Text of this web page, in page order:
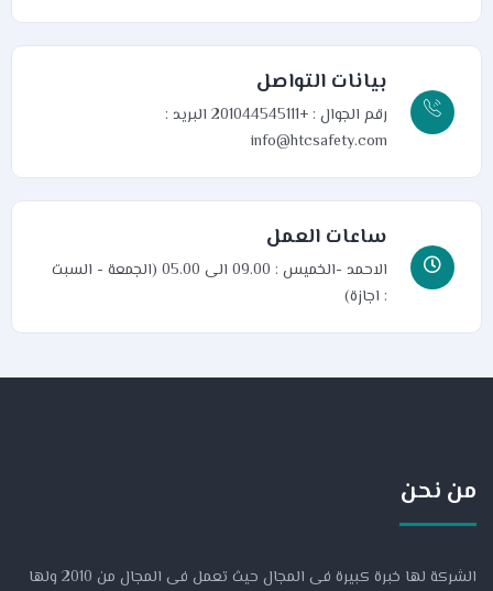
بيانات التواصل
رقم الجوال : +201044545111
البريد :
info@htcsafety.com
ساعات العمل
الاحمد -الخميس : 09.00 الى 05.00 (الجمعة - السبت
: اجازة)
من نحن
الشركة لها خبرة كبيرة فى المجال حيث تعمل فى المجال من 2010 ولها